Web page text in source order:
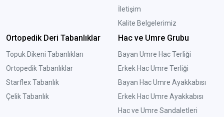
İletişim
Kalite Belgelerimiz
Ortopedik Deri Tabanlıklar
Topuk Dikeni Tabanlıkları
Ortopedik Tabanlıklar
Starflex Tabanlık
Çelik Tabanlık
Hac ve Umre Grubu
Bayan Umre Hac Terliği
Erkek Hac Umre Terliği
Bayan Hac Umre Ayakkabısı
Erkek Hac Umre Ayakkabısı
Hac ve Umre Sandaletleri